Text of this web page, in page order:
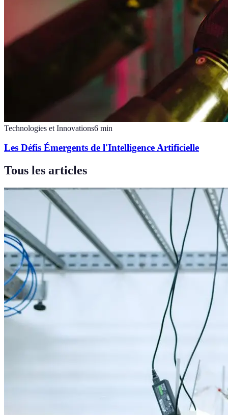
Technologies et Innovations6 min
Les Défis Émergents de l'Intelligence Artificielle
Tous les articles